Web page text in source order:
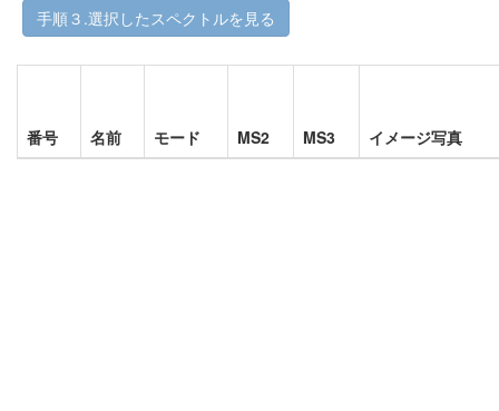
手順３.選択したスペクトルを見る
番号 名前 モード MS2 MS3 イメージ写真